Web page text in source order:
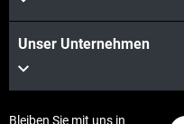
Unser Unternehmen
Bleiben Sie mit uns in